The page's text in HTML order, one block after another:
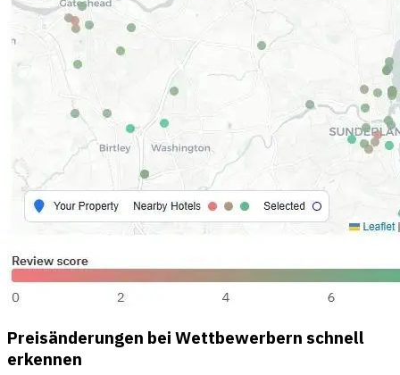
Preisänderungen bei Wettbewerbern schnell
erkennen